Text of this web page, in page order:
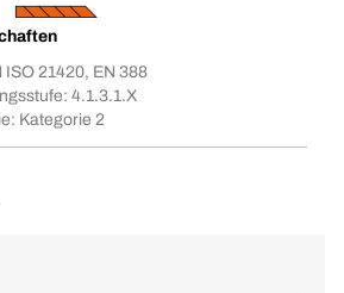
ISO 21420, EN 388
4.1.3.1.X
Kategorie 2